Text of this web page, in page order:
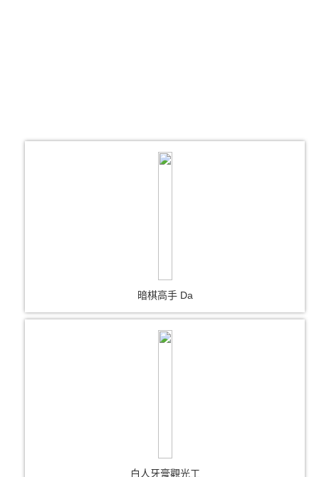
暗棋高手 Da
白人牙膏觀光工